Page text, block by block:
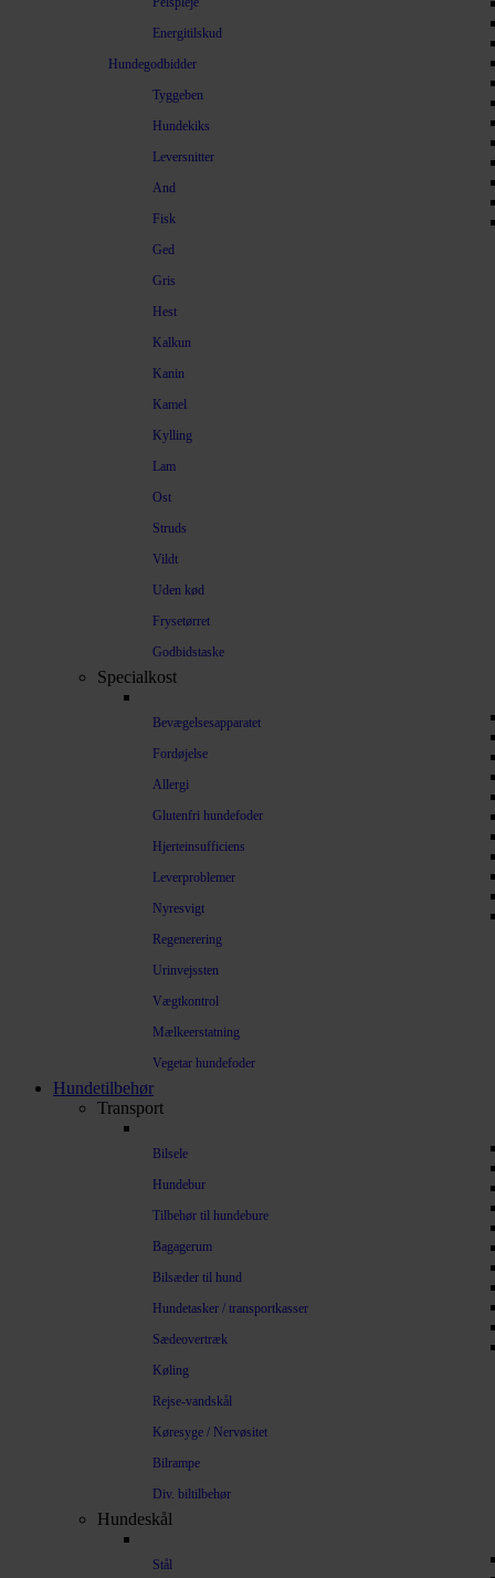
Energitilskud
Hundegodbidder
Tyggeben
Hundekiks
Leversnitter
And
Fisk
Ged
Gris
Hest
Kalkun
Kanin
Kamel
Kylling
Lam
Ost
Struds
Vildt
Uden kød
Frysetørret
Godbidstaske
Specialkost
Bevægelsesapparatet
Fordøjelse
Allergi
Glutenfri hundefoder
Hjerteinsufficiens
Leverproblemer
Nyresvigt
Regenerering
Urinvejssten
Vægtkontrol
Mælkeerstatning
Vegetar hundefoder
Hundetilbehør
Transport
Bilsele
Hundebur
Tilbehør til hundebure
Bagagerum
Bilsæder til hund
Hundetasker / transportkasser
Sædeovertræk
Køling
Rejse-vandskål
Køresyge / Nervøsitet
Bilrampe
Div. biltilbehør
Hundeskål
Stål